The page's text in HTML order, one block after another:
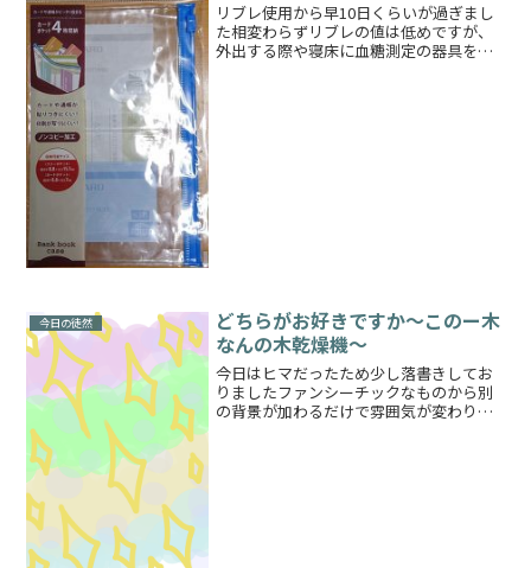
リブレ使用から早10日くらいが過ぎまし
た相変わらずリブレの値は低めですが、
外出する際や寝床に血糖測定の器具をま
今日の徒然
どちらがお好きですか～このー木
なんの木乾燥機～
今日はヒマだったため少し落書きしてお
りましたファンシーチックなものから別
の背景が加わるだけで雰囲気が変わりま